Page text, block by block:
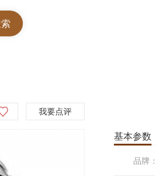
我要点评
基本参数
品牌：